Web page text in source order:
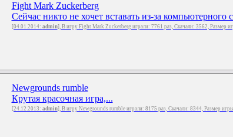
Fight Mark Zuckerberg
Сейчас никто не хочет вставать из-за компьютерного
[04.01.2014: admin], В игру Fight Mark Zuckerberg играли: 7761 раз, Скачали: 3562, Размер
Newgrounds rumble
Крутая красочная игра,...
[24.12.2013: admin], В игру Newgrounds rumble играли: 8175 раз, Скачали: 8344, Размер